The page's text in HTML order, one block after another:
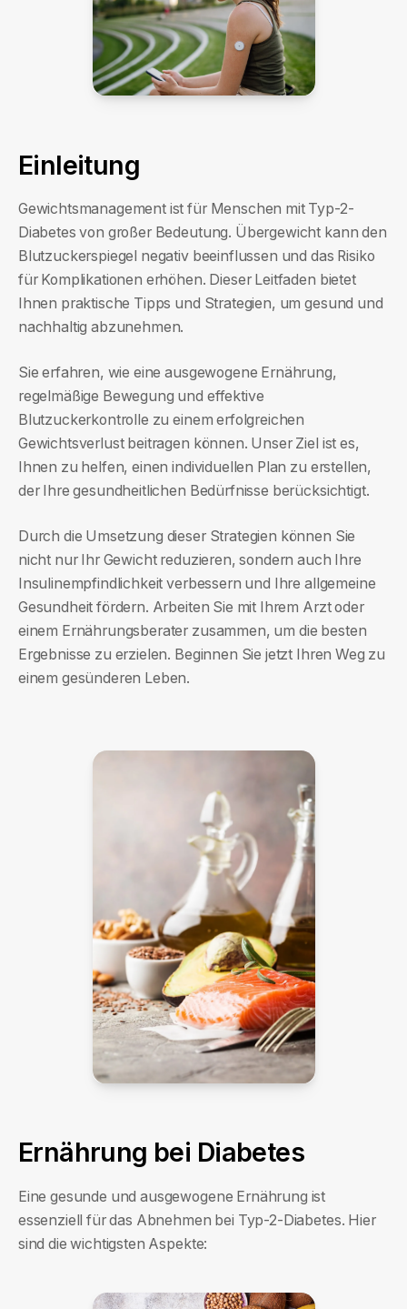
Einleitung
Gewichtsmanagement ist für Menschen mit Typ-2-
Diabetes von großer Bedeutung. Übergewicht kann den
Blutzuckerspiegel negativ beeinflussen und das Risiko
für Komplikationen erhöhen. Dieser Leitfaden bietet
Ihnen praktische Tipps und Strategien, um gesund und
nachhaltig abzunehmen.
Sie erfahren, wie eine ausgewogene Ernährung,
regelmäßige Bewegung und effektive
Blutzuckerkontrolle zu einem erfolgreichen
Gewichtsverlust beitragen können. Unser Ziel ist es,
Ihnen zu helfen, einen individuellen Plan zu erstellen,
der Ihre gesundheitlichen Bedürfnisse berücksichtigt.
Durch die Umsetzung dieser Strategien können Sie
nicht nur Ihr Gewicht reduzieren, sondern auch Ihre
Insulinempfindlichkeit verbessern und Ihre allgemeine
Gesundheit fördern. Arbeiten Sie mit Ihrem Arzt oder
einem Ernährungsberater zusammen, um die besten
Ergebnisse zu erzielen. Beginnen Sie jetzt Ihren Weg zu
einem gesünderen Leben.
Ernährung bei Diabetes
Eine gesunde und ausgewogene Ernährung ist
essenziell für das Abnehmen bei Typ-2-Diabetes. Hier
sind die wichtigsten Aspekte: